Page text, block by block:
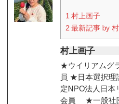
1 村上画子
2 最新記事 by
村上画子
★ウイリアムグ
員 ★日本選択理
定NPO法人日本
会員 ★一般社